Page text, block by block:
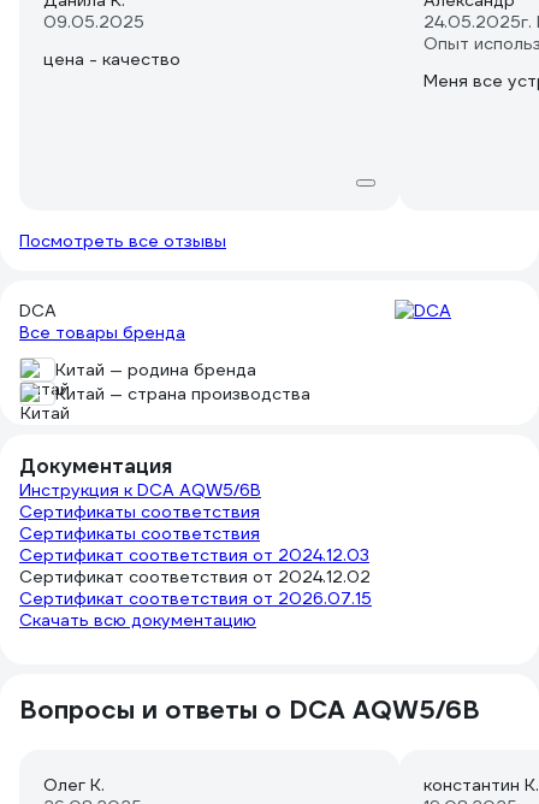
09.05.2025
цена - качество
24.05.2025г.
Опыт
Меня все
Посмотреть все отзывы
DCA
Все товары бренда
Китай — родина бренда
Китай — страна производства
Документация
Инструкция к DCA AQW5/6B
Сертификаты соответствия
Сертификаты соответствия
Сертификат соответствия от 2024.12.03
Сертификат соответствия от 2024.12.02
Сертификат соответствия от 2026.07.15
Скачать всю документацию
Вопросы и ответы о DCA AQW5/6B
Олег К.
константин К.